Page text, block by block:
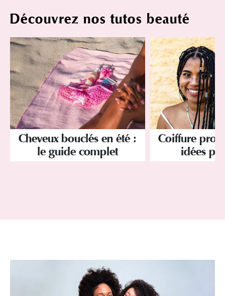
Découvrez nos tutos beauté
Cheveux bouclés en été :
le guide complet
Coiffure
idées